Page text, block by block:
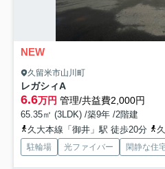
NEW
久留米市山川町
レガシィA
6.6万円 管理/共益費2,000円
65.35㎡ (3LDK) /築9年 /2階建
久大本線「御井」駅 徒歩20分
駐輪場 光ファイバー 閑静な住